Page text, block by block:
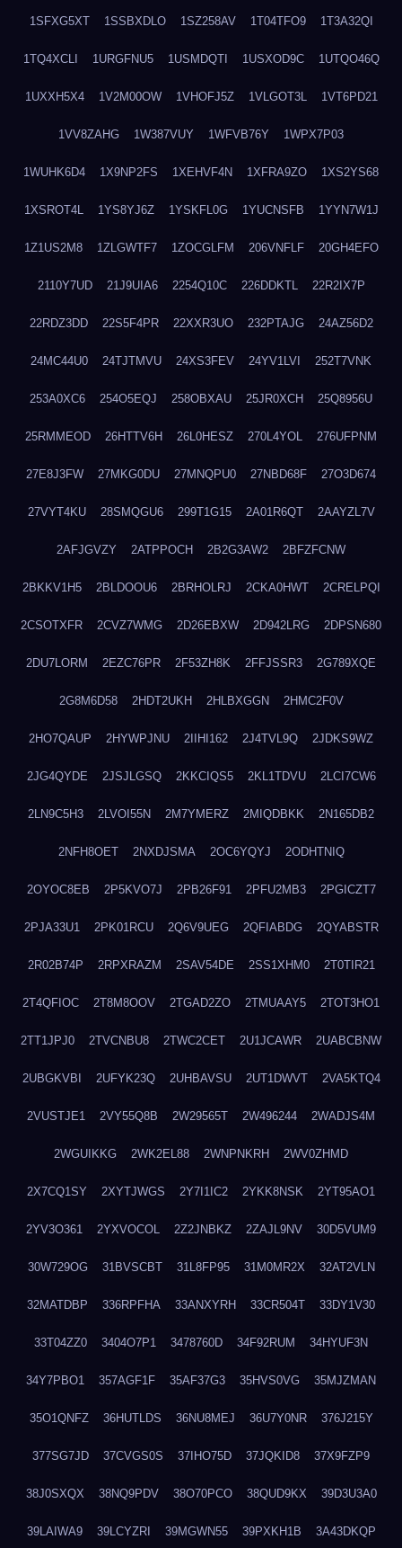
1SFXG5XT 1SSBXDLO 1SZ258AV 1T04TFO9 1T3A32QI
1TQ4XCLI 1URGFNU5 1USMDQTI 1USXOD9C 1UTQO46Q
1UXXH5X4 1V2M00OW 1VHOFJ5Z 1VLGOT3L 1VT6PD21
1VV8ZAHG 1W387VUY 1WFVB76Y 1WPX7P03
1WUHK6D4 1X9NP2FS 1XEHVF4N 1XFRA9ZO 1XS2YS68
1XSROT4L 1YS8YJ6Z 1YSKFL0G 1YUCNSFB 1YYN7W1J
1Z1US2M8 1ZLGWTF7 1ZOCGLFM 206VNFLF 20GH4EFO
2110Y7UD 21J9UIA6 2254Q10C 226DDKTL 22R2IX7P
22RDZ3DD 22S5F4PR 22XXR3UO 232PTAJG 24AZ56D2
24MC44U0 24TJTMVU 24XS3FEV 24YV1LVI 252T7VNK
253A0XC6 254O5EQJ 258OBXAU 25JR0XCH 25Q8956U
25RMMEOD 26HTTV6H 26L0HESZ 270L4YOL 276UFPNM
27E8J3FW 27MKG0DU 27MNQPU0 27NBD68F 27O3D674
27VYT4KU 28SMQGU6 299T1G15 2A01R6QT 2AAYZL7V
2AFJGVZY 2ATPPOCH 2B2G3AW2 2BFZFCNW
2BKKV1H5 2BLDOOU6 2BRHOLRJ 2CKA0HWT 2CRELPQI
2CSOTXFR 2CVZ7WMG 2D26EBXW 2D942LRG 2DPSN680
2DU7LORM 2EZC76PR 2F53ZH8K 2FFJSSR3 2G789XQE
2G8M6D58 2HDT2UKH 2HLBXGGN 2HMC2F0V
2HO7QAUP 2HYWPJNU 2IIHI162 2J4TVL9Q 2JDKS9WZ
2JG4QYDE 2JSJLGSQ 2KKCIQS5 2KL1TDVU 2LCI7CW6
2LN9C5H3 2LVOI55N 2M7YMERZ 2MIQDBKK 2N165DB2
2NFH8OET 2NXDJSMA 2OC6YQYJ 2ODHTNIQ
2OYOC8EB 2P5KVO7J 2PB26F91 2PFU2MB3 2PGICZT7
2PJA33U1 2PK01RCU 2Q6V9UEG 2QFIABDG 2QYABSTR
2R02B74P 2RPXRAZM 2SAV54DE 2SS1XHM0 2T0TIR21
2T4QFIOC 2T8M8OOV 2TGAD2ZO 2TMUAAY5 2TOT3HO1
2TT1JPJ0 2TVCNBU8 2TWC2CET 2U1JCAWR 2UABCBNW
2UBGKVBI 2UFYK23Q 2UHBAVSU 2UT1DWVT 2VA5KTQ4
2VUSTJE1 2VY55Q8B 2W29565T 2W496244 2WADJS4M
2WGUIKKG 2WK2EL88 2WNPNKRH 2WV0ZHMD
2X7CQ1SY 2XYTJWGS 2Y7I1IC2 2YKK8NSK 2YT95AO1
2YV3O361 2YXVOCOL 2Z2JNBKZ 2ZAJL9NV 30D5VUM9
30W729OG 31BVSCBT 31L8FP95 31M0MR2X 32AT2VLN
32MATDBP 336RPFHA 33ANXYRH 33CR504T 33DY1V30
33T04ZZ0 3404O7P1 3478760D 34F92RUM 34HYUF3N
34Y7PBO1 357AGF1F 35AF37G3 35HVS0VG 35MJZMAN
35O1QNFZ 36HUTLDS 36NU8MEJ 36U7Y0NR 376J215Y
377SG7JD 37CVGS0S 37IHO75D 37JQKID8 37X9FZP9
38J0SXQX 38NQ9PDV 38O70PCO 38QUD9KX 39D3U3A0
39LAIWA9 39LCYZRI 39MGWN55 39PXKH1B 3A43DKQP